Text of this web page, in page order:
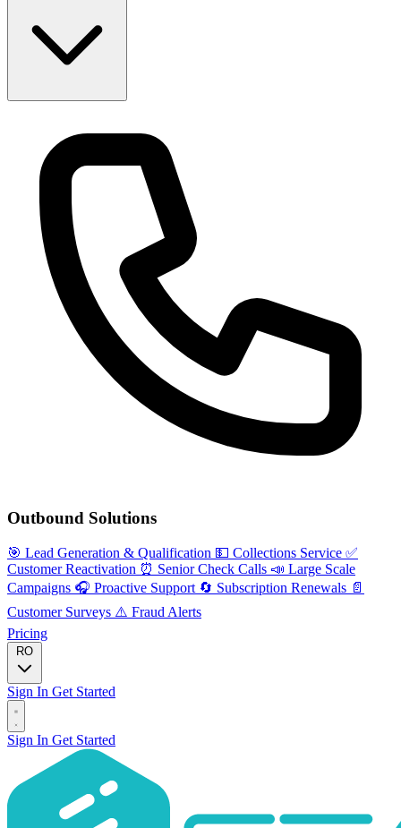
Outbound Solutions
🎯 Lead Generation & Qualification 💵 Collections Service ✅
Customer Reactivation ⏰ Senior Check Calls 📣 Large Scale
Campaigns 🎧 Proactive Support 🔄 Subscription Renewals 📄
Customer Surveys ⚠️ Fraud Alerts
Pricing
RO
Sign In Get Started
Sign In Get Started